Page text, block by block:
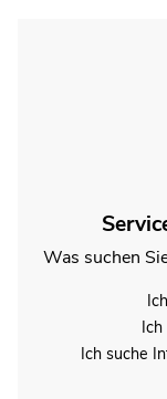
Was suchen
Ich suche